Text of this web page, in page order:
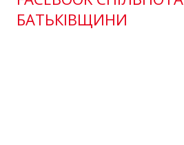
БАТЬКІВЩИНИ